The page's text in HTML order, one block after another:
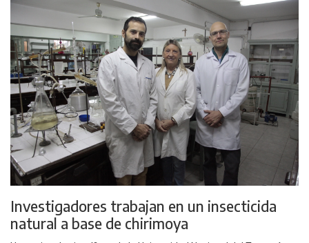
Investigadores trabajan en un insecticida
natural a base de chirimoya